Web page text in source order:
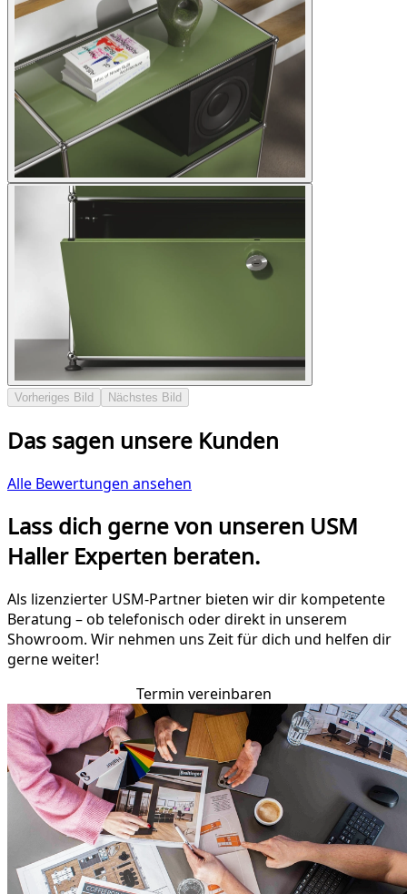
Vorheriges Bild Nächstes Bild
Das sagen unsere Kunden
Alle Bewertungen ansehen
Lass dich gerne von unseren USM
Haller Experten beraten.
Als lizenzierter USM-Partner bieten wir dir kompetente
Beratung – ob telefonisch oder direkt in unserem
Showroom. Wir nehmen uns Zeit für dich und helfen dir
gerne weiter!
Termin vereinbaren